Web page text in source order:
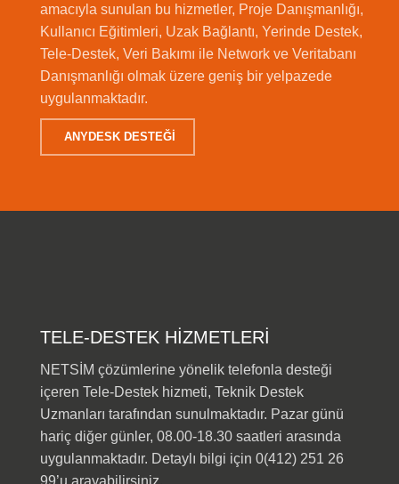
amacıyla sunulan bu hizmetler, Proje Danışmanlığı,
Kullanıcı Eğitimleri, Uzak Bağlantı, Yerinde Destek,
Tele-Destek, Veri Bakımı ile Network ve Veritabanı
Danışmanlığı olmak üzere geniş bir yelpazede
uygulanmaktadır.
ANYDESK DESTEĞİ
TELE-DESTEK HİZMETLERİ
NETSİM çözümlerine yönelik telefonla desteği
içeren Tele-Destek hizmeti, Teknik Destek
Uzmanları tarafından sunulmaktadır. Pazar günü
hariç diğer günler, 08.00-18.30 saatleri arasında
uygulanmaktadır. Detaylı bilgi için 0(412) 251 26
99’u arayabilirsiniz.